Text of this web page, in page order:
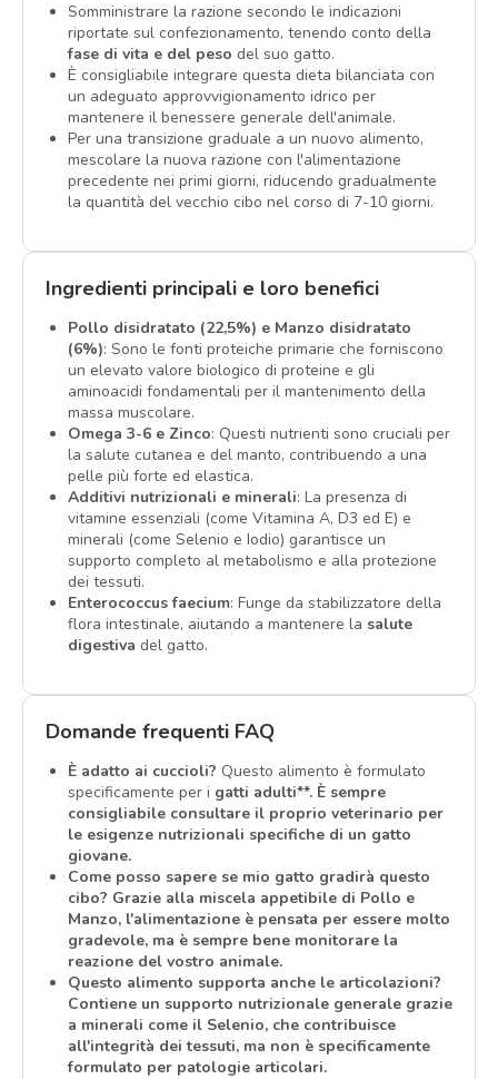
Somministrare la razione secondo le indicazioni
riportate sul confezionamento, tenendo conto della
fase di vita e del peso del suo gatto.
È consigliabile integrare questa dieta bilanciata con
un adeguato approvvigionamento idrico per
mantenere il benessere generale dell'animale.
Per una transizione graduale a un nuovo alimento,
mescolare la nuova razione con l'alimentazione
precedente nei primi giorni, riducendo gradualmente
la quantità del vecchio cibo nel corso di 7-10 giorni.
Ingredienti principali e loro benefici
Pollo disidratato (22,5%) e Manzo disidratato
(6%): Sono le fonti proteiche primarie che forniscono
un elevato valore biologico di proteine e gli
aminoacidi fondamentali per il mantenimento della
massa muscolare.
Omega 3-6 e Zinco: Questi nutrienti sono cruciali per
la salute cutanea e del manto, contribuendo a una
pelle più forte ed elastica.
Additivi nutrizionali e minerali: La presenza di
vitamine essenziali (come Vitamina A, D3 ed E) e
minerali (come Selenio e Iodio) garantisce un
supporto completo al metabolismo e alla protezione
dei tessuti.
Enterococcus faecium: Funge da stabilizzatore della
flora intestinale, aiutando a mantenere la salute
digestiva del gatto.
Domande frequenti FAQ
È adatto ai cuccioli? Questo alimento è formulato
specificamente per i gatti adulti**. È sempre
consigliabile consultare il proprio veterinario per
le esigenze nutrizionali specifiche di un gatto
giovane.
Come posso sapere se mio gatto gradirà questo
cibo? Grazie alla miscela appetibile di Pollo e
Manzo, l'alimentazione è pensata per essere molto
gradevole, ma è sempre bene monitorare la
reazione del vostro animale.
Questo alimento supporta anche le articolazioni?
Contiene un supporto nutrizionale generale grazie
a minerali come il Selenio, che contribuisce
all'integrità dei tessuti, ma non è specificamente
formulato per patologie articolari.